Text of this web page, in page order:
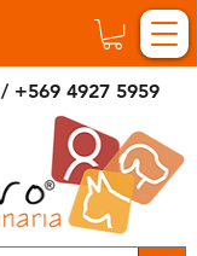
/ +569 4927 5959